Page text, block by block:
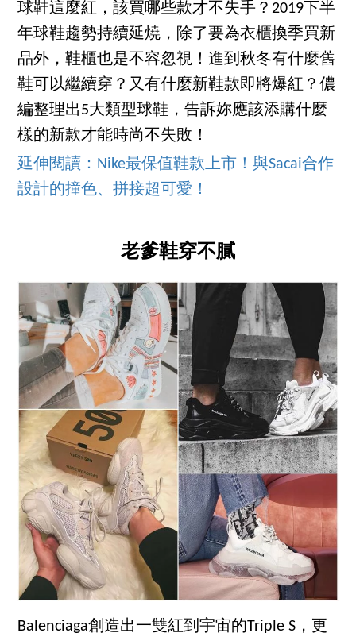
球鞋這麼紅，該買哪些款才不失手？2019下半
年球鞋趨勢持續延燒，除了要為衣櫃換季買新
品外，鞋櫃也是不容忽視！進到秋冬有什麼舊
鞋可以繼續穿？又有什麼新鞋款即將爆紅？儂
編整理出5大類型球鞋，告訴妳應該添購什麼
樣的新款才能時尚不失敗！
延伸閱讀：Nike最保值鞋款上市！與Sacai合作
設計的撞色、拼接超可愛！
老爹鞋穿不膩
Balenciaga創造出一雙紅到宇宙的Triple S，更